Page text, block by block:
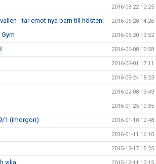
2016-08-22 12:25
- tar emot nya barn till hösten! 2016-06-28 14:26
2016-06-20 13:52
2016-06-08 10:58
2016-06-01 17:11
2016-05-24 18:23
2016-02-08 13:49
2016-01-25 10:35
1 (imorgon) 2016-01-18 12:48
2016-01-11 16:10
2015-12-17 15:25
vilja